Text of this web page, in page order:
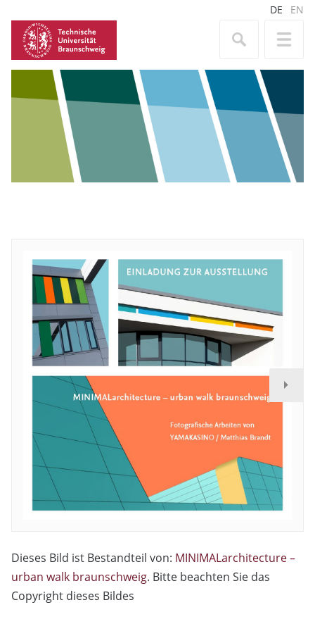
DE EN
Dieses Bild ist Bestandteil von: MINIMALarchitecture –
urban walk braunschweig. Bitte beachten Sie das
Copyright dieses Bildes